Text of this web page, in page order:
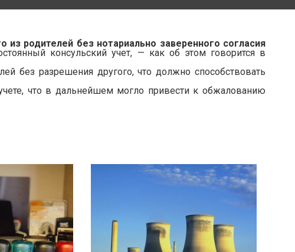
родителей без нотариально заверенного согласия
консульский учет, — как об этом говорится в
без разрешения другого, что должно способствовать
что в дальнейшем могло привести к обжалованию